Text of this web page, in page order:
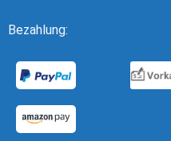
Bezahlung: